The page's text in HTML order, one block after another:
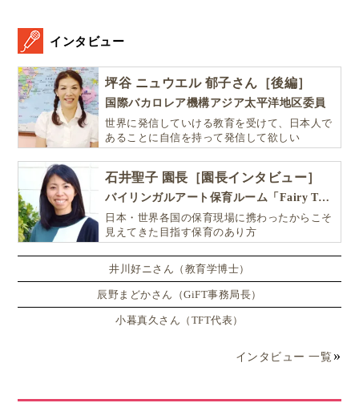
あわせてチェック（公式過去問・関連ページ）
英検5級とは？小学生でも受けて大丈夫？【試
験内容・受験方法】
インタビュー
坪谷 ニュウエル 郁子さん［後編］
国際バカロレア機構アジア太平洋地区委員
世界に発信していける教育を受けて、日本人で
あることに自信を持って発信して欲しい
石井聖子 園長［園長インタビュー］
バイリンガルアート保育ルーム「Fairy Tale（フェアリーテイル）」
日本・世界各国の保育現場に携わったからこそ
見えてきた目指す保育のあり方
井川好ニさん（教育学博士）
辰野まどかさん（GiFT事務局長）
小暮真久さん（TFT代表）
インタビュー 一覧